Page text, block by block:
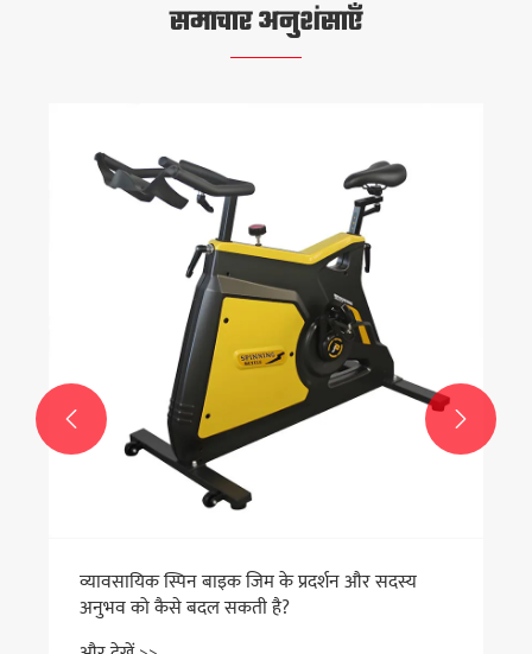
समाचार अनुशंसाएँ
व्यावसायिक स्पिन बाइक जिम के प्रदर्शन और सदस्य
अनुभव को कैसे बदल सकती है?
 